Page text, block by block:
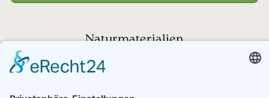
Naturmaterialien